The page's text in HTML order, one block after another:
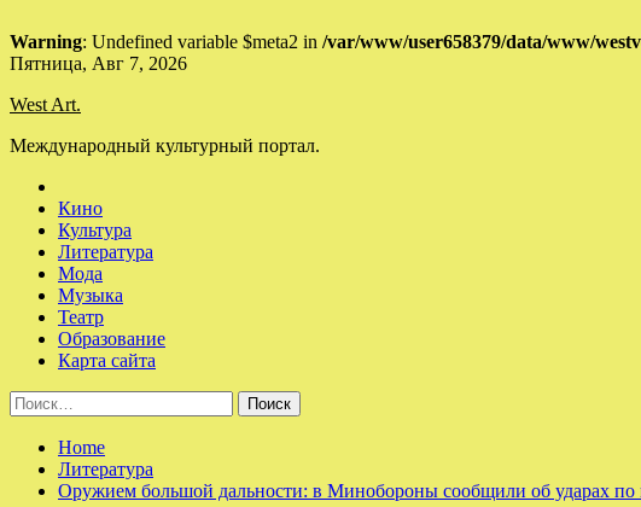
Warning: Undefined variable $meta2 in /var/www/user658379/data/www/
Skip
content
Пятница, Авг 7, 2026
West Art.
Международный культурный портал.
Кино
Культура
Литература
Мода
Музыка
Театр
Образование
Карта сайта
Найти:
Home
Литература
Оружием большой дальности: в Минобороны сообщили об ударах